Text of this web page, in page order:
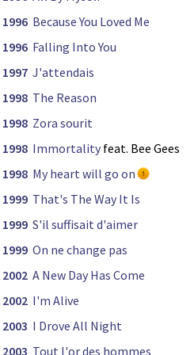
1996 Because You Loved Me
1996 Falling Into You
1997 J'attendais
1998 The Reason
1998 Zora sourit
1998 Immortality feat. Bee Gees
1998 My heart will go on
1999 That's The Way It Is
1999 S'il suffisait d'aimer
1999 On ne change pas
2002 A New Day Has Come
2002 I'm Alive
2003 I Drove All Night
2003 Tout l'or des hommes